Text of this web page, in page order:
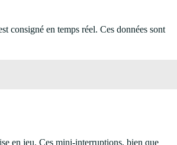
consigné en temps réel. Ces données sont
en jeu. Ces mini-interruptions, bien que